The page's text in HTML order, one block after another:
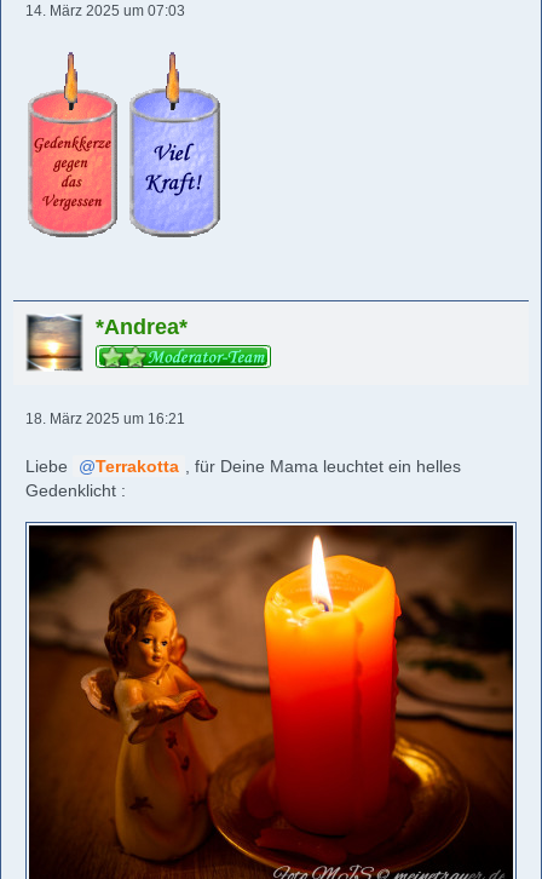
14. März 2025 um 07:03
*Andrea*
18. März 2025 um 16:21
Liebe Terrakotta
, für Deine Mama leuchtet ein helles
Gedenklicht :